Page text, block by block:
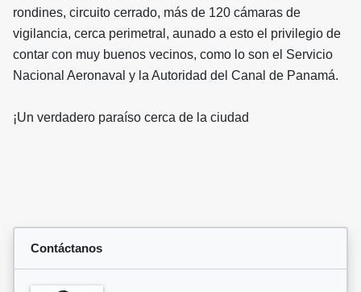
rondines, circuito cerrado, más de 120 cámaras de
vigilancia, cerca perimetral, aunado a esto el privilegio de
contar con muy buenos vecinos, como lo son el Servicio
Nacional Aeronaval y la Autoridad del Canal de Panamá.
¡Un verdadero paraíso cerca de la ciudad
Contáctanos